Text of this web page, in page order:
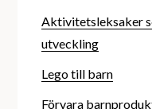
Aktivitetsleksaker
utveckling
Lego till barn
Förvara